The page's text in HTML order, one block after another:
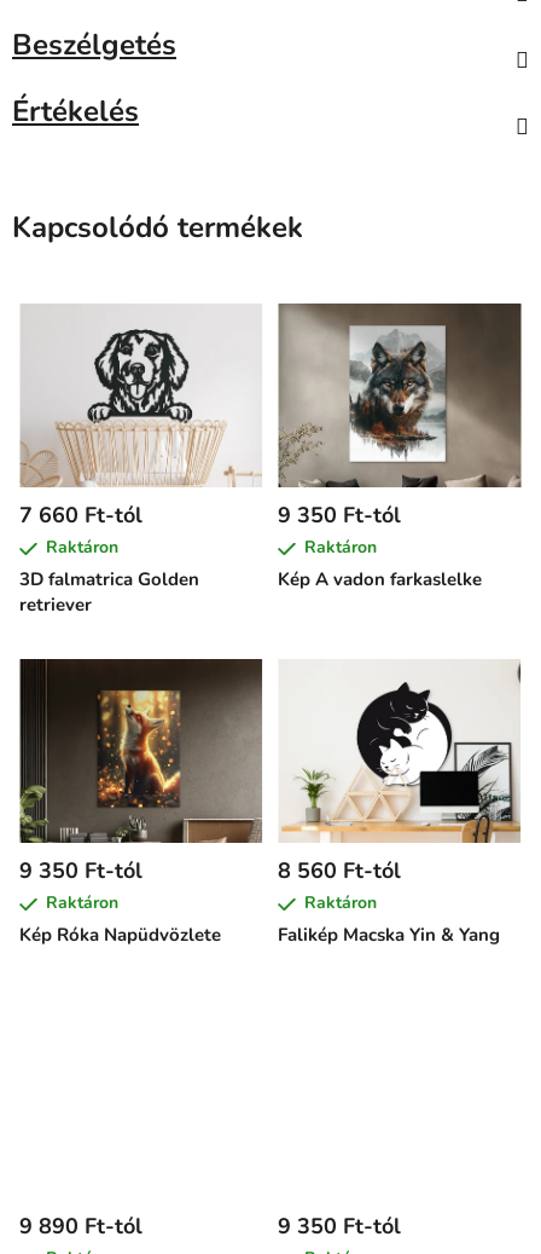
Beszélgetés
Értékelés
Kapcsolódó termékek
3D falmatrica Golden
retriever
7 660 Ft-tól
Raktáron
Kép A vadon farkaslelke
9 350 Ft-tól
Raktáron
Kép Róka Napüdvözlete
9 350 Ft-tól
Raktáron
Falikép Macska Yin & Yang
8 560 Ft-tól
Raktáron
9 890 Ft-tól 9 350 Ft-tól